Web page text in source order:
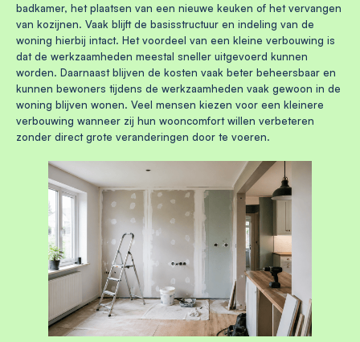
badkamer, het plaatsen van een nieuwe keuken of het vervangen
van kozijnen. Vaak blijft de basisstructuur en indeling van de
woning hierbij intact. Het voordeel van een kleine verbouwing is
dat de werkzaamheden meestal sneller uitgevoerd kunnen
worden. Daarnaast blijven de kosten vaak beter beheersbaar en
kunnen bewoners tijdens de werkzaamheden vaak gewoon in de
woning blijven wonen. Veel mensen kiezen voor een kleinere
verbouwing wanneer zij hun wooncomfort willen verbeteren
zonder direct grote veranderingen door te voeren.